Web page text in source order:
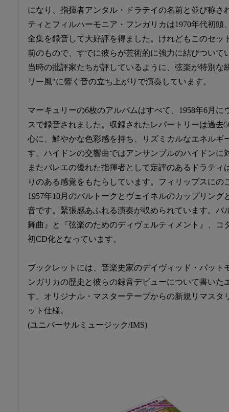
になり、指揮者アンタル・ドラテイの名前と並び称さ
ティとフィルハーモニア・フンガリカは1970年代初頭
全集を録音して大好評を得ました。けれどもこのセッ
前のもので、すでに彼らが芸術的に強力に結びついて
当時の批評家たちが評しているように、弦楽が特別な
リー風"に響く音の立ち上がりで演奏しています。
マーキュリーの6枚のアルバムはすべて、1958年6月に
スで録音されました。収録されたレパートリーは過去
心に、鮮やかな色彩感を持ち、リズミカルなエネルギ
す。ハイドンの交響曲ではアンサンブルのハイドンに
またバレエの優れた指揮者として定評のあるドラティ
りのある感覚をもたらしています。フィリップスにの
1957年10月のバルトークとヴェイネルのカップリング
音です。緊張感あふれる演奏が収められています。バ
舞曲』と『弦楽のためのディヴェルティメント』、コ
初CD化となっています。
ブックレットには、音楽史家のデイヴィッド・パット
ンガリカの歴史と彼らの録音デビューについて書いた
す。オリジナル・マスターテープからの新規リマスタ
ット仕様。
(ユニバーサルミュージック/IMS)